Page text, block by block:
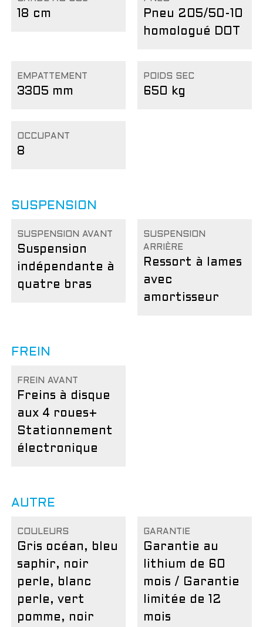
18 cm
Pneu 205/50-10
homologué DOT
EMPATTEMENT
3305 mm
POIDS SEC
650 kg
OCCUPANT
8
SUSPENSION
SUSPENSION AVANT
Suspension
indépendante à
quatre bras
SUSPENSION
ARRIÈRE
Ressort à lames
avec
amortisseur
FREIN
FREIN AVANT
Freins à disque
aux 4 roues+
Stationnement
électronique
AUTRE
COULEURS
Gris océan, bleu
saphir, noir
perle, blanc
perle, vert
pomme, noir
GARANTIE
Garantie au
lithium de 60
mois / Garantie
limitée de 12
mois